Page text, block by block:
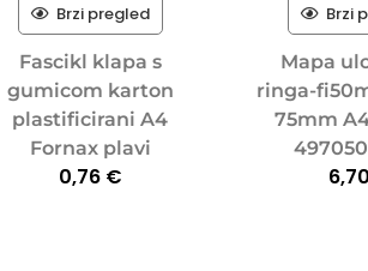
Brzi pregled
Fascikl klapa s
gumicom karton
plastificirani A4
Fornax plavi
0,76 €
Brzi
Mapa
ringa-
75mm
6,70